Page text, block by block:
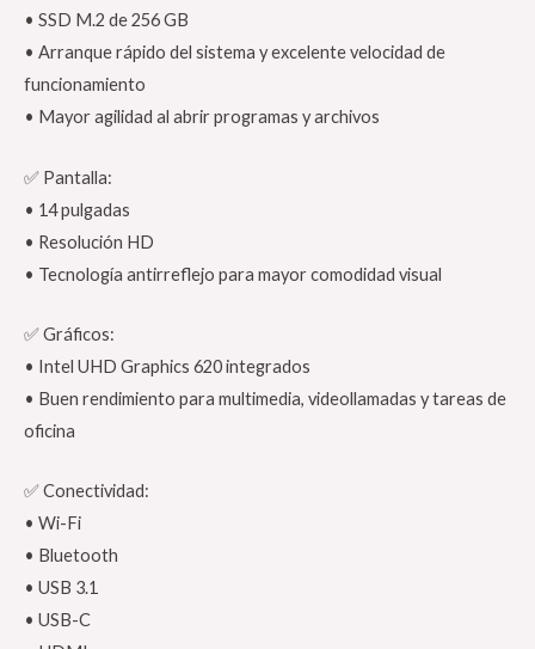
• SSD M.2 de 256 GB
• Arranque rápido del sistema y excelente velocidad de
funcionamiento
• Mayor agilidad al abrir programas y archivos
✅ Pantalla:
• 14 pulgadas
• Resolución HD
• Tecnología antirreflejo para mayor comodidad visual
✅ Gráficos:
• Intel UHD Graphics 620 integrados
• Buen rendimiento para multimedia, videollamadas y tareas de
oficina
✅ Conectividad:
• Wi-Fi
• Bluetooth
• USB 3.1
• USB-C